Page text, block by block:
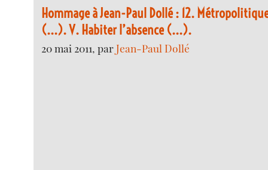
Hommage à Jean-Paul Dollé : 12.
(...). V. Habiter l’absence (...).
20 mai 2011, parJean-Paul Dollé